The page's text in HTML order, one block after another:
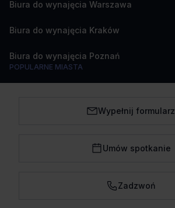
Biura do wynajęcia Warszawa
Biura do wynajęcia Kraków
Biura do wynajęcia Poznań
POPULARNE MIASTA
Biura do wynajęcia Wrocław
Biura do wynajęcia Trójmiasto
Wypełnij formularz
Umów spotkanie
Zadzwoń